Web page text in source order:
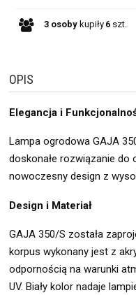
3 osobykupiły 6 szt.
OPIS
Elegancja i
Lampa ogrodowa GAJA
doskonałe rozwiązanie do
nowoczesny design z
Design i Materiał
GAJA 350/S została
korpus wykonany jest z
odpornością na warunki
UV. Biały kolor nadaje